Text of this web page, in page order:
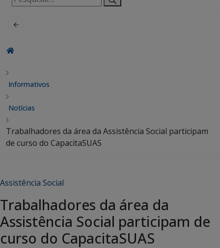
por:
Informativos
Notícias
Trabalhadores da área da Assistência Social participam
de curso do CapacitaSUAS
Assistência Social
Trabalhadores da área da
Assistência Social participam de
curso do CapacitaSUAS